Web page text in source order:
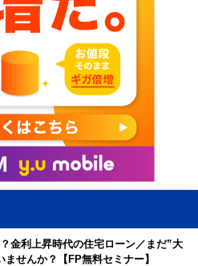
金利上昇時代の住宅ローン／まだ”大
ませんか？【FP無料セミナー】